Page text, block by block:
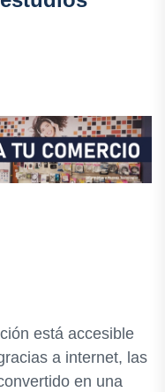
está accesible
a internet, las
en una